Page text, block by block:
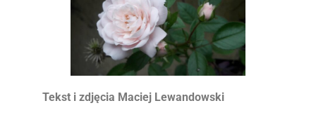
Tekst i zdjęcia Maciej Lewandowski